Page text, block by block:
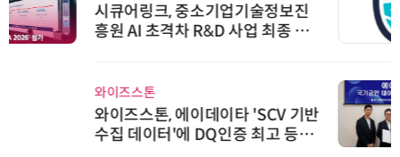
시큐어링크, 중소기업기술정보진
흥원 AI 초격차 R&D 사업 최종 선
정
와이즈스톤, 에이데이타 'SCV 기반
수집 데이터'에 DQ인증 최고 등급